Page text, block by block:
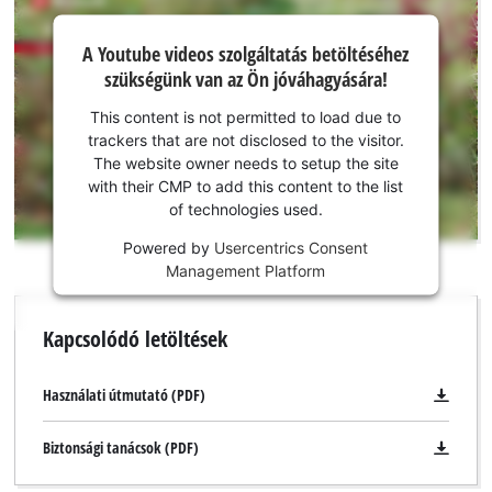
A Youtube
szolgáltatás
betöltéséhez
szükségünk
van az Ön
jóváhagyására!
This
content
is
permitted
A Youtube videos szolgáltatás betöltéséhez
szükségünk van az Ön jóváhagyására!
This content is not permitted to load due to
trackers that are not disclosed to the visitor.
The website owner needs to setup the site
with their CMP to add this content to the list
of technologies used.
Powered by Usercentrics Consent
Management Platform
Kapcsolódó letöltések
Használati útmutató (PDF)
Biztonsági tanácsok (PDF)